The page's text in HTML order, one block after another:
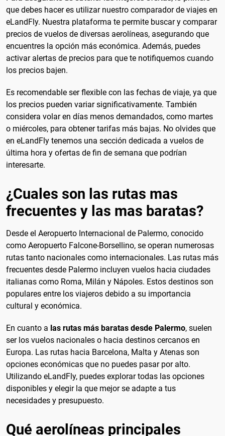
que debes hacer es utilizar nuestro comparador de viajes en
eLandFly. Nuestra plataforma te permite buscar y comparar
precios de vuelos de diversas aerolíneas, asegurando que
encuentres la opción más económica. Además, puedes
activar alertas de precios para que te notifiquemos cuando
los precios bajen.
Es recomendable ser flexible con las fechas de viaje, ya que
los precios pueden variar significativamente. También
considera volar en días menos demandados, como martes
o miércoles, para obtener tarifas más bajas. No olvides que
en eLandFly tenemos una sección dedicada a vuelos de
última hora y ofertas de fin de semana que podrían
interesarte.
¿Cuales son las rutas mas
frecuentes y las mas baratas?
Desde el Aeropuerto Internacional de Palermo, conocido
como Aeropuerto Falcone-Borsellino, se operan numerosas
rutas tanto nacionales como internacionales. Las rutas más
frecuentes desde Palermo incluyen vuelos hacia ciudades
italianas como Roma, Milán y Nápoles. Estos destinos son
populares entre los viajeros debido a su importancia
cultural y económica.
En cuanto a las rutas más baratas desde Palermo, suelen
ser los vuelos nacionales o hacia destinos cercanos en
Europa. Las rutas hacia Barcelona, Malta y Atenas son
opciones económicas que no puedes pasar por alto.
Utilizando eLandFly, puedes explorar todas las opciones
disponibles y elegir la que mejor se adapte a tus
necesidades y presupuesto.
Qué aerolíneas principales